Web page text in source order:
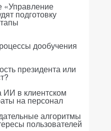
«Управление
подготовку
дообучения
президента или
ИИ в клиентском
на персонал
алгоритмы
пользователей